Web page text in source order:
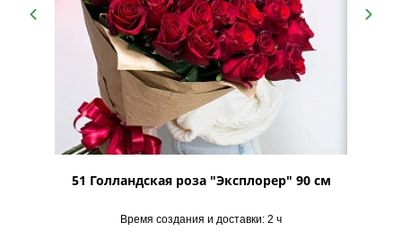
51 Голландская роза "Эксплорер" 90 см
Время создания и доставки: 2 ч